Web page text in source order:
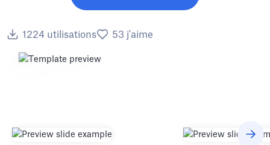
1224 utilisations 53 j'aime